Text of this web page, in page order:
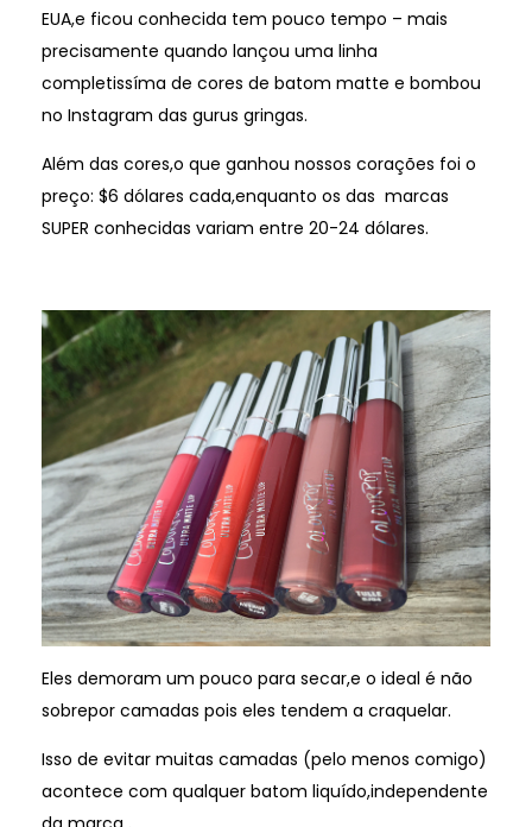
EUA,e ficou conhecida tem pouco tempo – mais
precisamente quando lançou uma linha
completissíma de cores de batom matte e bombou
no Instagram das gurus gringas.
Além das cores,o que ganhou nossos corações foi o
preço: $6 dólares cada,enquanto os das marcas
SUPER conhecidas variam entre 20-24 dólares.
Eles demoram um pouco para secar,e o ideal é não
sobrepor camadas pois eles tendem a craquelar.
Isso de evitar muitas camadas (pelo menos comigo)
acontece com qualquer batom liquído,independente